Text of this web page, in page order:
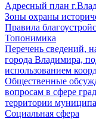
Адресный план
Зоны охраны
Правила
Топонимика
Перечень сведений,
города Владимира,
использованием
Общественные
вопросам в сфере
территории
Социальная сфера